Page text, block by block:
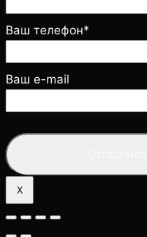
Ваш телефон*
Ваш e-mail
X